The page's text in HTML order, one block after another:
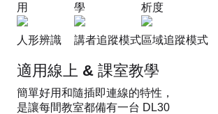
用
學
析度
人形辨識 講者追蹤模式區域追蹤模式
適用線上 & 課室教學
簡單好用和隨插即連線的特性，
是讓每間教室都備有一台 DL30